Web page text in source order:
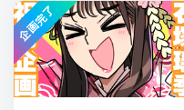
企画完了